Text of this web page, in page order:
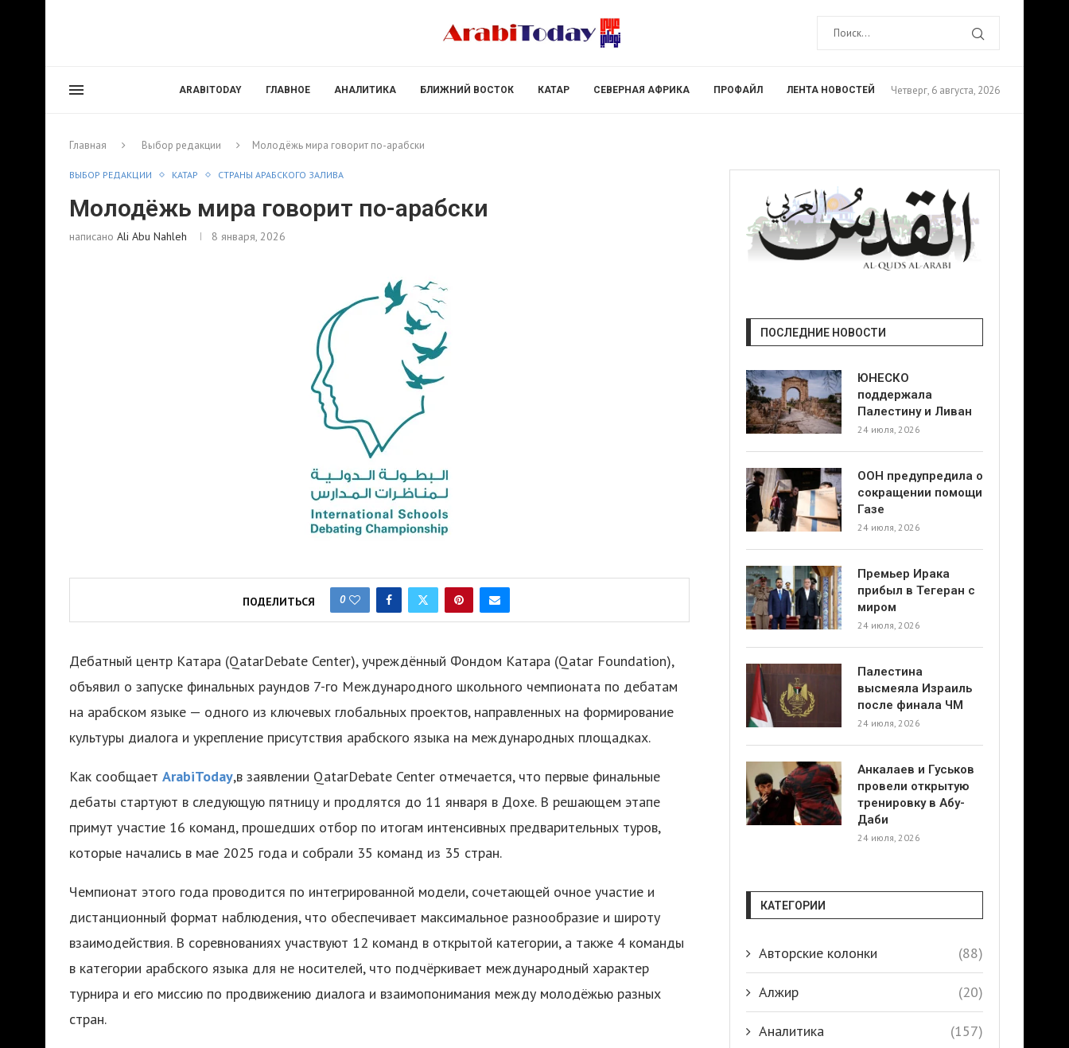
ARABITODAY ГЛАВНОЕ АНАЛИТИКА БЛИЖНИЙ ВОСТОК КАТАР СЕВЕРНАЯ АФРИКА ПРОФАЙЛ ЛЕНТА НОВОСТЕЙ Четверг, 6 августа, 2026
Главная Выбор редакции Молодёжь мира говорит по-арабски
ВЫБОР РЕДАКЦИИ КАТАР СТРАНЫ АРАБСКОГО ЗАЛИВА
Молодёжь мира говорит по-арабски
написано Ali Abu Nahleh 8 января, 2026
ПОДЕЛИТЬСЯ 0
Дебатный центр Катара (QatarDebate Center), учреждённый Фондом Катара (Qatar Foundation),
объявил о запуске финальных раундов 7-го Международного школьного чемпионата по дебатам
на арабском языке — одного из ключевых глобальных проектов, направленных на формирование
культуры диалога и укрепление присутствия арабского языка на международных площадках.
Как сообщает ArabiToday,в заявлении QatarDebate Center отмечается, что первые финальные
дебаты стартуют в следующую пятницу и продлятся до 11 января в Дохе. В решающем этапе
примут участие 16 команд, прошедших отбор по итогам интенсивных предварительных туров,
которые начались в мае 2025 года и собрали 35 команд из 35 стран.
Чемпионат этого года проводится по интегрированной модели, сочетающей очное участие и
дистанционный формат наблюдения, что обеспечивает максимальное разнообразие и широту
взаимодействия. В соревнованиях участвуют 12 команд в открытой категории, а также 4 команды
в категории арабского языка для не носителей, что подчёркивает международный характер
турнира и его миссию по продвижению диалога и взаимопонимания между молодёжью разных
стран.
ПОСЛЕДНИЕ НОВОСТИ
ЮНЕСКО
поддержала
Палестину и Ливан
24 июля, 2026
ООН предупредила о
сокращении помощи
Газе
24 июля, 2026
Премьер Ирака
прибыл в Тегеран с
миром
24 июля, 2026
Палестина
высмеяла Израиль
после финала ЧМ
24 июля, 2026
Анкалаев и Гуськов
провели открытую
тренировку в Абу-
Даби
24 июля, 2026
КАТЕГОРИИ
Авторские колонки (88)
Алжир (20)
Аналитика (157)